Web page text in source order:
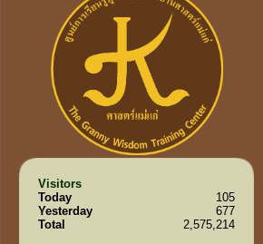
Visitors
Today
105
Yesterday
677
Total
2,575,214